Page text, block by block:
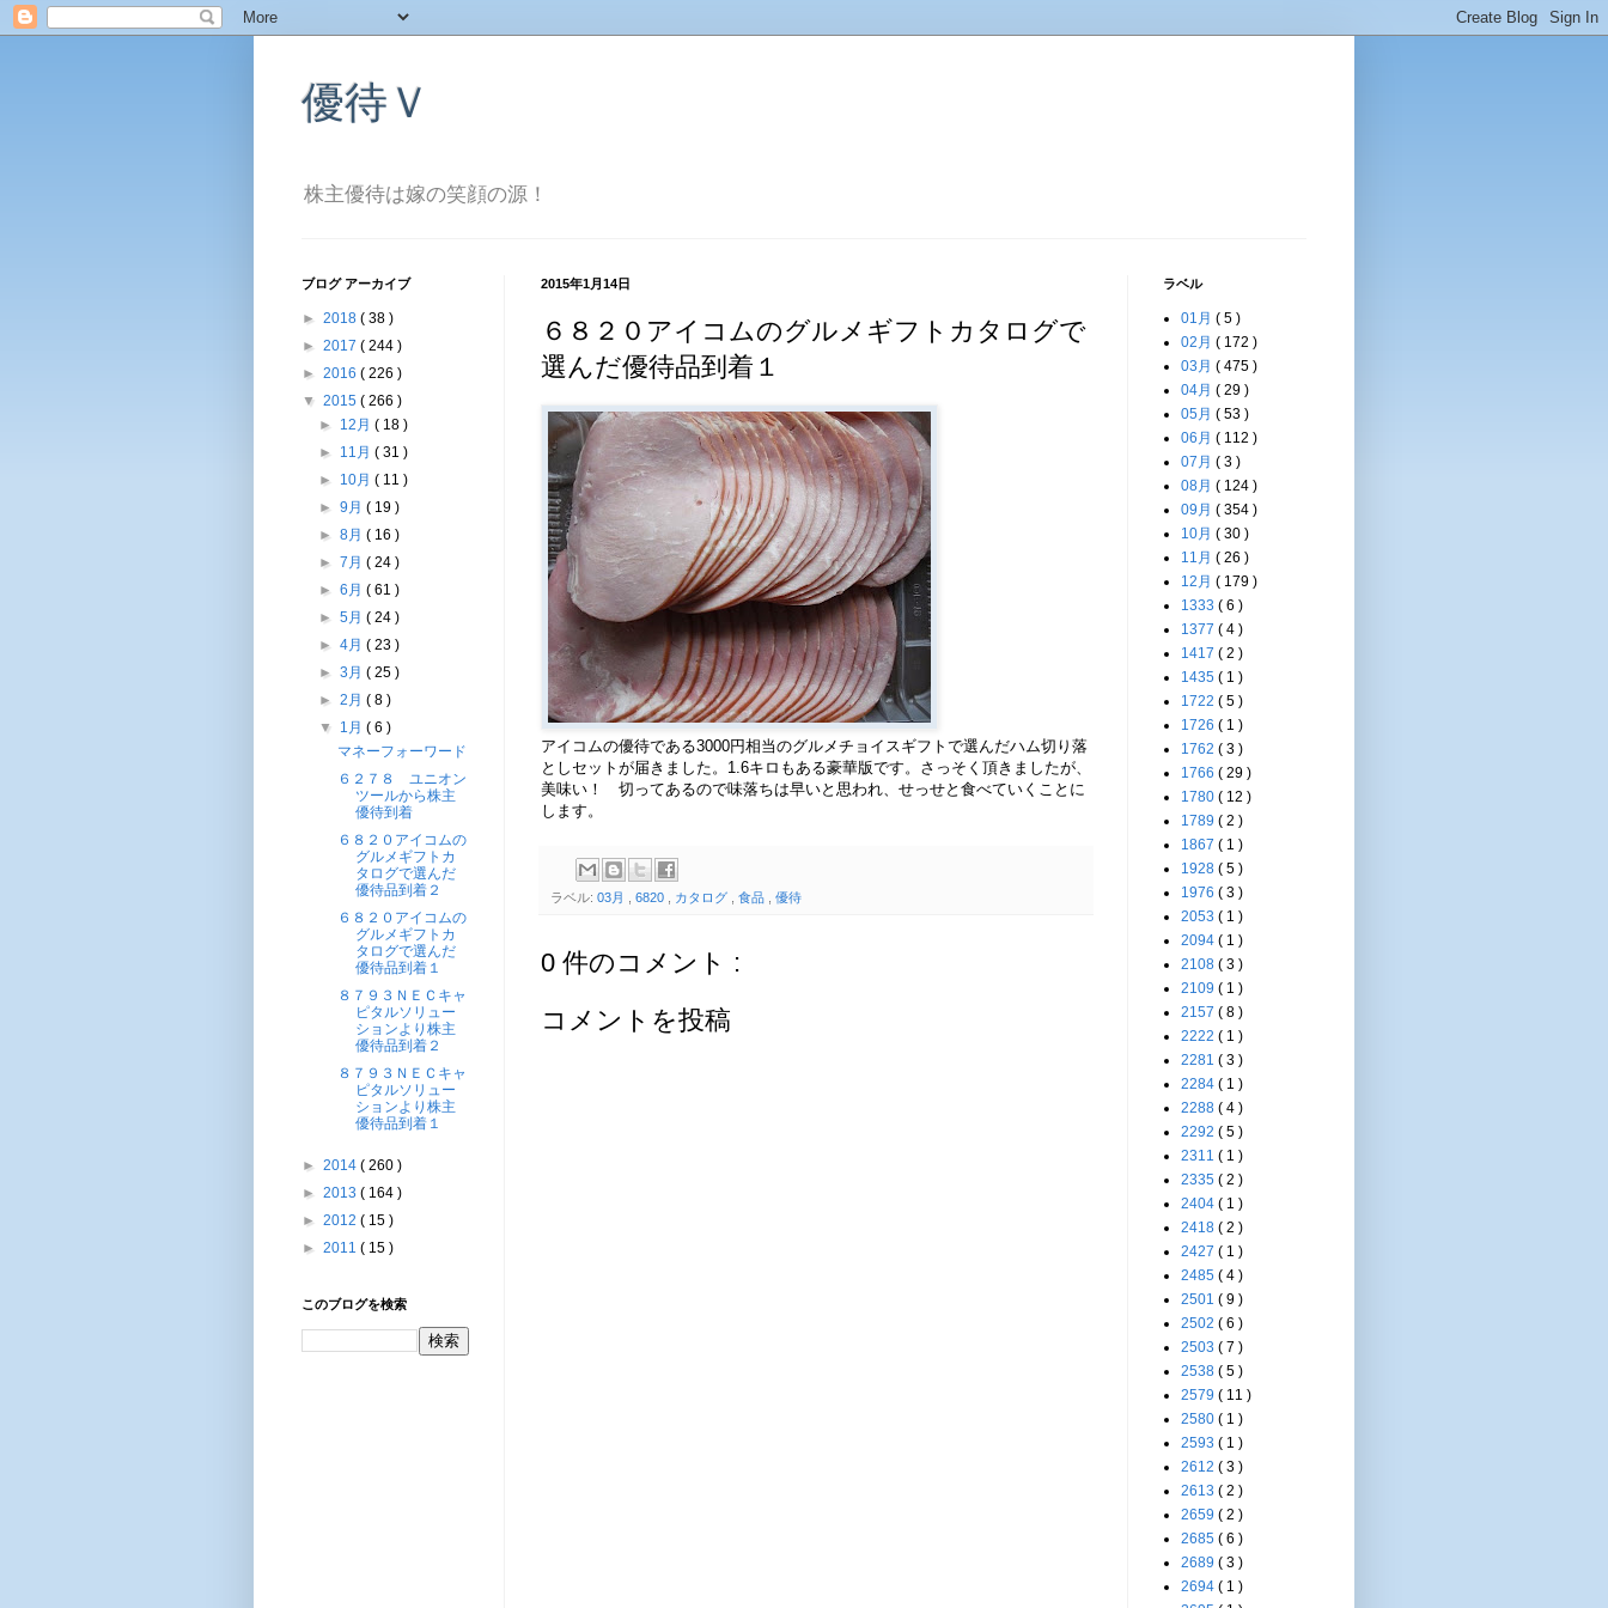
優待Ｖ
株主優待は嫁の笑顔の源！
2015年1月14日
６８２０アイコムのグルメギフトカタログで
選んだ優待品到着１
アイコムの優待である3000円相当のグルメチョイスギフトで選んだハム切り落
としセットが届きました。1.6キロもある豪華版です。さっそく頂きましたが、
美味い！ 切ってあるので味落ちは早いと思われ、せっせと食べていくことに
します。
ラベル: 03月 , 6820 , カタログ , 食品 , 優待
0 件のコメント :
コメントを投稿
ブログ アーカイブ
► 2018 ( 38 )
► 2017 ( 244 )
► 2016 ( 226 )
▼ 2015 ( 266 )
► 12月( 18 )
► 11月( 31 )
► 10月( 11 )
►9月( 19 )
►8月( 16 )
►7月( 24 )
►6月( 61 )
►5月( 24 )
►4月( 23 )
►3月( 25 )
►2月( 8 )
▼ 1月( 6 )
マネーフォーワード
６２７８ ユニオン
ツールから株主
優待到着
６８２０アイコムの
グルメギフトカ
タログで選んだ
優待品到着２
６８２０アイコムの
グルメギフトカ
タログで選んだ
優待品到着１
８７９３ＮＥＣキャ
ピタルソリュー
ションより株主
優待品到着２
８７９３ＮＥＣキャ
ピタルソリュー
ションより株主
優待品到着１
► 2014 ( 260 )
► 2013 ( 164 )
► 2012 ( 15 )
► 2011 ( 15 )
このブログを検索
ラベル
01月 ( 5 )
02月 ( 172 )
03月 ( 475 )
04月 ( 29 )
05月 ( 53 )
06月 ( 112 )
07月 ( 3 )
08月 ( 124 )
09月 ( 354 )
10月 ( 30 )
11月 ( 26 )
12月 ( 179 )
1333 ( 6 )
1377 ( 4 )
1417 ( 2 )
1435 ( 1 )
1722 ( 5 )
1726 ( 1 )
1762 ( 3 )
1766 ( 29 )
1780 ( 12 )
1789 ( 2 )
1867 ( 1 )
1928 ( 5 )
1976 ( 3 )
2053 ( 1 )
2094 ( 1 )
2108 ( 3 )
2109 ( 1 )
2157 ( 8 )
2222 ( 1 )
2281 ( 3 )
2284 ( 1 )
2288 ( 4 )
2292 ( 5 )
2311 ( 1 )
2335 ( 2 )
2404 ( 1 )
2418 ( 2 )
2427 ( 1 )
2485 ( 4 )
2501 ( 9 )
2502 ( 6 )
2503 ( 7 )
2538 ( 5 )
2579 ( 11 )
2580 ( 1 )
2593 ( 1 )
2612 ( 3 )
2613 ( 2 )
2659 ( 2 )
2685 ( 6 )
2689 ( 3 )
2694 ( 1 )